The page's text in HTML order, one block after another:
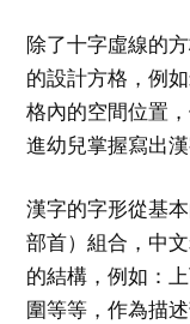
除了十字虛線的
的設計方格，例
格內的空間位置
進幼兒掌握寫出
漢字的字形從基
部首）組合，中
的結構，例如：
圍等等，作為描